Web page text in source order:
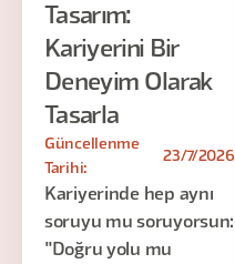
Tasarım:
Kariyerini Bir
Deneyim Olarak
Tasarla
Güncellenme
Tarihi:
23/7/2026
Kariyerinde hep aynı
soruyu mu soruyorsun:
"Doğru yolu mu